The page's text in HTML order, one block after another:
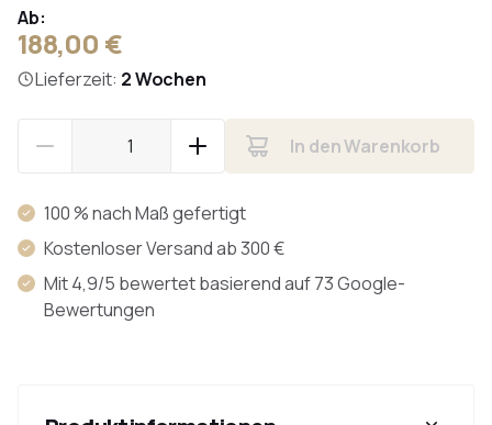
Ab:
188,00 €
Lieferzeit: 2 Wochen
In den Warenkorb
100 % nach Maß gefertigt
Kostenloser Versand ab 300 €
Mit 4,9/5 bewertet basierend auf 73 Google-
Bewertungen